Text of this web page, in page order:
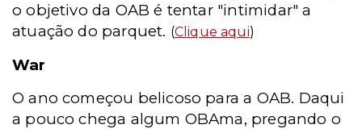
o objetivo da OAB é tentar "intimidar" a
atuação do parquet. (Clique aqui)
War
O ano começou belicoso para a OAB. Daqui
a pouco chega algum OBAma, pregando o